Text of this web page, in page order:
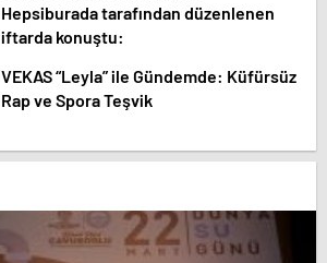
Hepsiburada tarafından düzenlenen
iftarda konuştu:
VEKAS “Leyla” ile Gündemde: Küfürsüz
Rap ve Spora Teşvik